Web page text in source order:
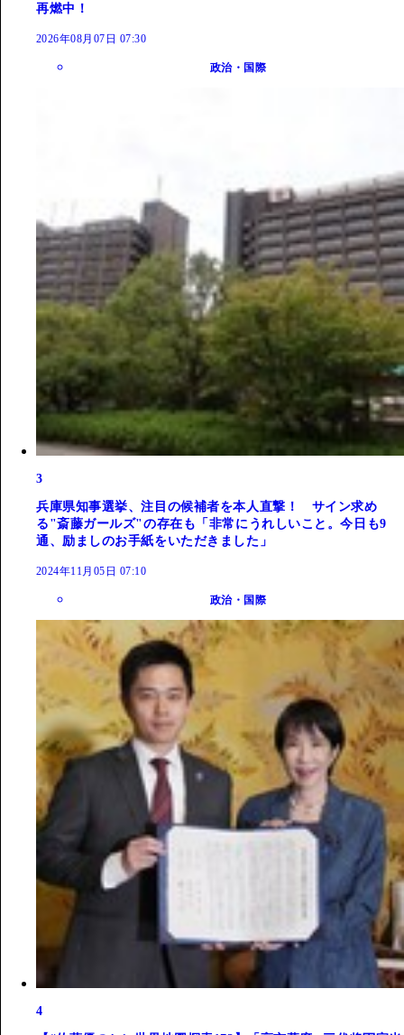
再燃中！
2026年08月07日 07:30
政治・国際
3
兵庫県知事選挙、注目の候補者を本人直撃！ サイン求め
る"斎藤ガールズ"の存在も「非常にうれしいこと。今日も9
通、励ましのお手紙をいただきました」
2024年11月05日 07:10
政治・国際
4